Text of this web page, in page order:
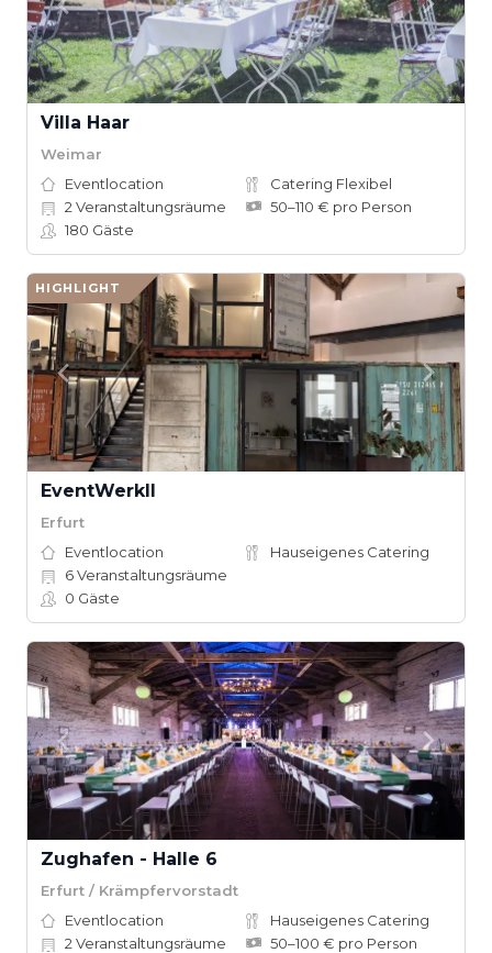
Villa Haar
Weimar
Eventlocation
Catering Flexibel
2 Veranstaltungsräume
50–110 € pro Person
180 Gäste
HIGHLIGHT
EventWerkII
Erfurt
Eventlocation
Hauseigenes Catering
6Veranstaltungsräume
0 Gäste
Zughafen - Halle 6
Erfurt / Krämpfervorstadt
Eventlocation
Hauseigenes Catering
2 Veranstaltungsräume
50–100 € pro Person